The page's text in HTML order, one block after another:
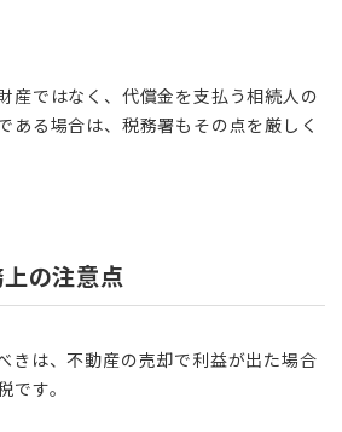
産ではなく、代償金を支払う相続人の
ある場合は、税務署もその点を厳しく
の注意点
きは、不動産の売却で利益が出た場合
です。